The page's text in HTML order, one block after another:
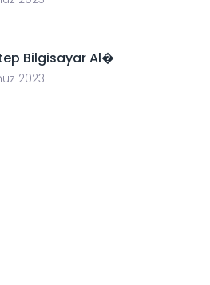
Bilgisayar Al�
2023